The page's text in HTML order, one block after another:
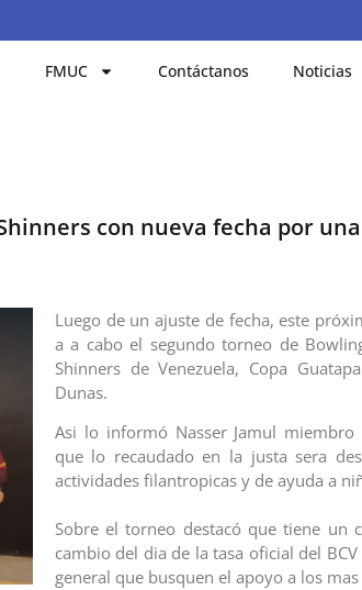
FMUC Contáctanos Noticias
con nueva fecha por
Luego de un ajuste de fecha, este
a a cabo el segundo torneo de
Shinners de Venezuela, Copa
Dunas.
Asi lo informó Nasser Jamul
que lo recaudado en la justa sera
actividades filantropicas y de ayuda a
Sobre el torneo destacó que tiene un
cambio del dia de la tasa oficial del
general que busquen el apoyo a los